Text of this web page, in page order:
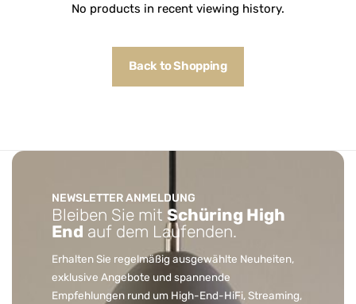
No products in recent viewing history.
Back to Shopping
NEWSLETTER ANMELDUNG
Bleiben Sie mit Schüring High
End auf dem Laufenden.
Erhalten Sie regelmäßig ausgewählte Neuheiten,
exklusive Angebote und spannende
Empfehlungen rund um High-End-HiFi, Streaming,